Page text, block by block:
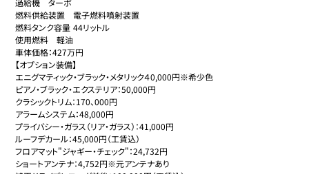
過給機	ターボ
燃料供給装置	電子燃料噴射装置
燃料タンク容量	44リットル
使用燃料	軽油
車体価格：427万円
【オプション装備】
エニグマティック・ブラック・メタリック４0,000円※希少色
ピアノ・ブラック・エクステリア：50,000円
クラシックトリム：170、000円
アラームシステム：48,000円
プライバシー・ガラス（リア・ガラス）：41,000円
ルーフデカール：45,000円（工賃込）
フロアマット"ジャギー・チェック"：24,732円
ショートアンテナ：4,752円※元アンテナあり